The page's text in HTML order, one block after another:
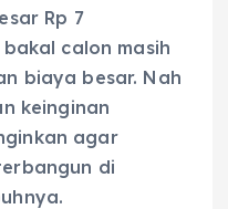
Rp 7
calon masih
biaya besar. Nah
keinginan
agar
di